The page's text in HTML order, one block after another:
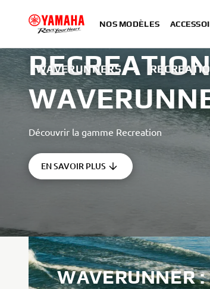
NOS MODÈLES
WAVERUNNERS
Découvrir la gamme Recreation
EN SAVOIR PLUS
WAVERUNNER :